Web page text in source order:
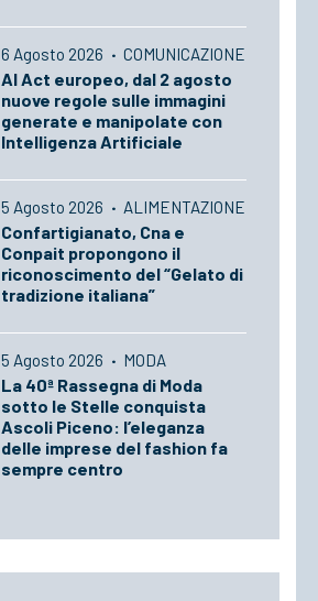
6 Agosto 2026 · COMUNICAZIONE
AI Act europeo, dal 2 agosto
nuove regole sulle immagini
generate e manipolate con
Intelligenza Artificiale
5 Agosto 2026 · ALIMENTAZIONE
Confartigianato, Cna e
Conpait propongono il
riconoscimento del “Gelato di
tradizione italiana”
5 Agosto 2026 · MODA
La 40ª Rassegna di Moda
sotto le Stelle conquista
Ascoli Piceno: l’eleganza
delle imprese del fashion fa
sempre centro